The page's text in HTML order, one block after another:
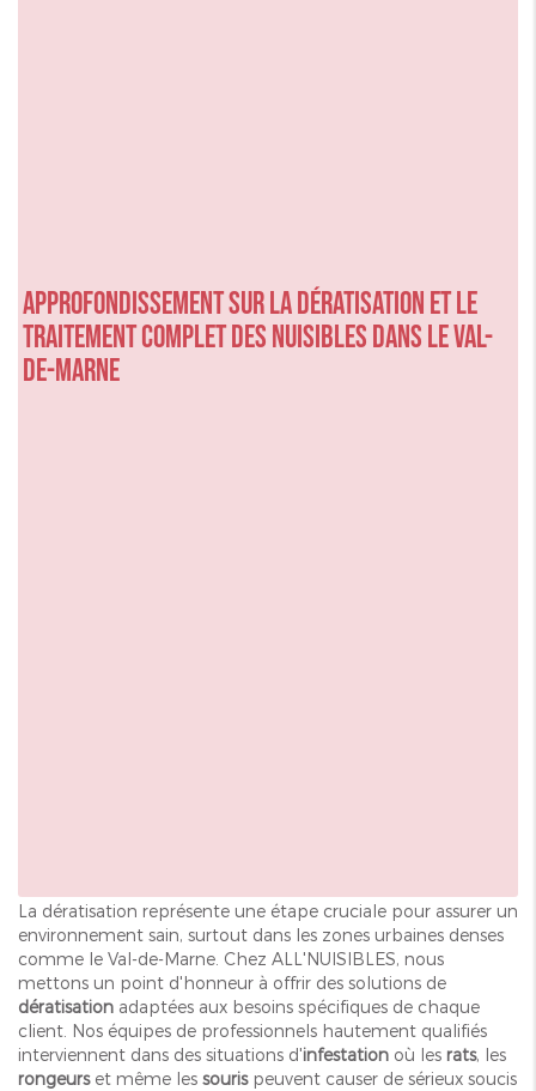
Approfondissement sur la dératisation et le
traitement complet des nuisibles dans le Val-
de-Marne
La dératisation représente une étape cruciale pour assurer un
environnement sain, surtout dans les zones urbaines denses
comme le Val-de-Marne. Chez ALL'NUISIBLES, nous
mettons un point d'honneur à offrir des solutions de
dératisation adaptées aux besoins spécifiques de chaque
client. Nos équipes de professionnels hautement qualifiés
interviennent dans des situations d'infestation où les rats, les
rongeurset même les sourispeuvent causer de sérieux soucis